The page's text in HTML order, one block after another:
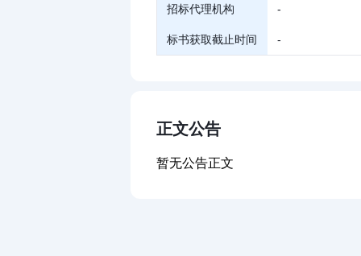
招标代理机构 -
标书获取截止时间 -
正文公告
暂无公告正文